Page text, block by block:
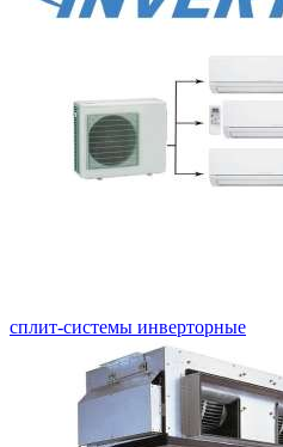
сплит-системы инверторные